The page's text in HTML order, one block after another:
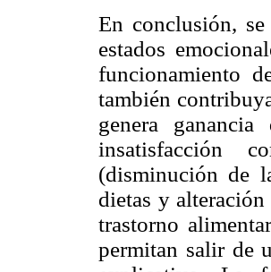
En conclusión,
estados
funcionamiento
también
genera
insatisfacción
(disminución de
dietas y
trastorno
permitan salir de